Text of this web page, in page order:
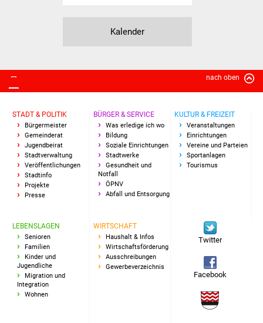
Suenergie
Gesundheit und Notfall
Ärzte und Apotheken
Pflege von Angehörigen
Index
Bürgerbus (MOBS)
Abfall und Entsorgung
Kalender
nach oben
STADT & POLITIK
Bürgermeister
Gemeinderat
Jugendbeirat
Stadtverwaltung
Veröffentlichungen
Stadtinfo
Projekte
Presse
BÜRGER & SERVICE
Was erledige ich wo
Bildung
Soziale Einrichtungen
Stadtwerke
Gesundheit und
Notfall
ÖPNV
Abfall und Entsorgung
KULTUR & FREIZEIT
Veranstaltungen
Einrichtungen
Vereine und Parteien
Sportanlagen
Tourismus
LEBENSLAGEN
Senioren
Familien
Kinder und
Jugendliche
Migration und
Integration
Wohnen
WIRTSCHAFT
Haushalt & Infos
Wirtschaftsförderung
Ausschreibungen
Gewerbeverzeichnis
Twitter
Facebook